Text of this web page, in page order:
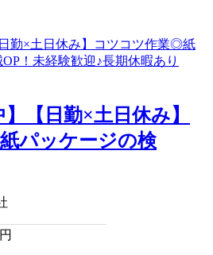
】【日勤×土日休み】
パッケージの検
円